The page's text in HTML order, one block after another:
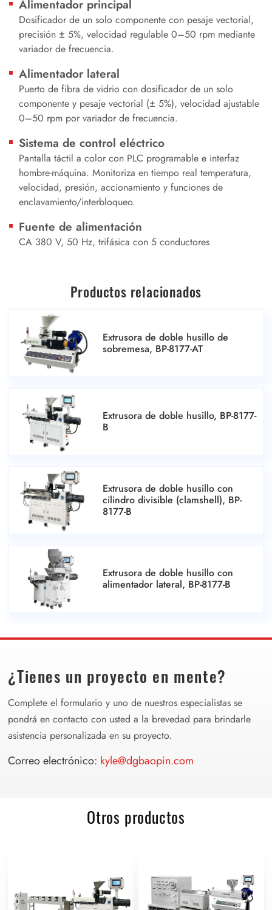
Alimentador principal
Dosificador de un solo componente con pesaje vectorial,
precisión ± 5%, velocidad regulable 0–50 rpm mediante
variador de frecuencia.
Alimentador lateral
Puerto de fibra de vidrio con dosificador de un solo
componente y pesaje vectorial (± 5%), velocidad ajustable
0–50 rpm por variador de frecuencia.
Sistema de control eléctrico
Pantalla táctil a color con PLC programable e interfaz
hombre‑máquina. Monitoriza en tiempo real temperatura,
velocidad, presión, accionamiento y funciones de
enclavamiento/interbloqueo.
Fuente de alimentación
CA 380 V, 50 Hz, trifásica con 5 conductores
Productos relacionados
Extrusora de doble husillo de
sobremesa, BP-8177-AT
Extrusora de doble husillo, BP-8177-
B
Extrusora de doble husillo con
cilindro divisible (clamshell), BP-
8177-B
Extrusora de doble husillo con
alimentador lateral, BP-8177-B
¿Tienes un proyecto en mente?
Complete el formulario y uno de nuestros especialistas se
pondrá en contacto con usted a la brevedad para brindarle
asistencia personalizada en su proyecto.
Correo electrónico: kyle@dgbaopin.com
Otros productos